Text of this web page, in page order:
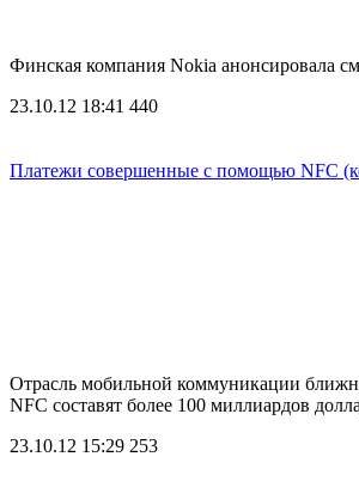
Финская компания Nokia анонсировала
23.10.12 18:41 440
Платежи совершенные с помощью NFC
Отрасль мобильной коммуникации
NFC составят более 100 миллиардов
23.10.12 15:29 253